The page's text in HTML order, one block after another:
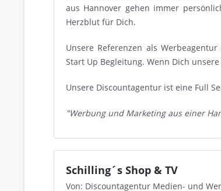
aus Hannover gehen immer
Herzblut für Dich.
Unsere Referenzen als
Start Up Begleitung. Wenn Dich
Unsere Discountagentur ist eine Full
"Werbung und Marketing aus einer
Schilling´s Shop & TV
Von: Discountagentur Medien- und